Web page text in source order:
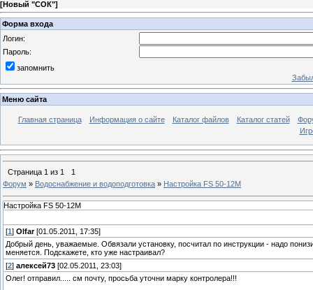
[Новый "СОК"]
Форма входа
Логин:
Пароль:
запомнить
Меню сайта
Главная страница Информация о сайте Каталог файлов Каталог статей
Страница 1 из 1
1
Форум » Водоснабжение и водоподготовка » Настройка FS 50-12M
Настройка FS 50-12M
[1 ] Olfar[01.05.2011, 17:35]
Добрый день, уважаемые. Обвязали установку, посчитал по инструкции - надо
меняется. Подскажете, кто уже настраивал?
[2] алексей73 [02.05.2011, 23:03]
Олег! отправил..... см почту, просьба уточни марку контролера!!!